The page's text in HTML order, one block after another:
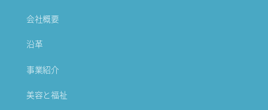
会社概要
沿革
事業紹介
美容と福祉